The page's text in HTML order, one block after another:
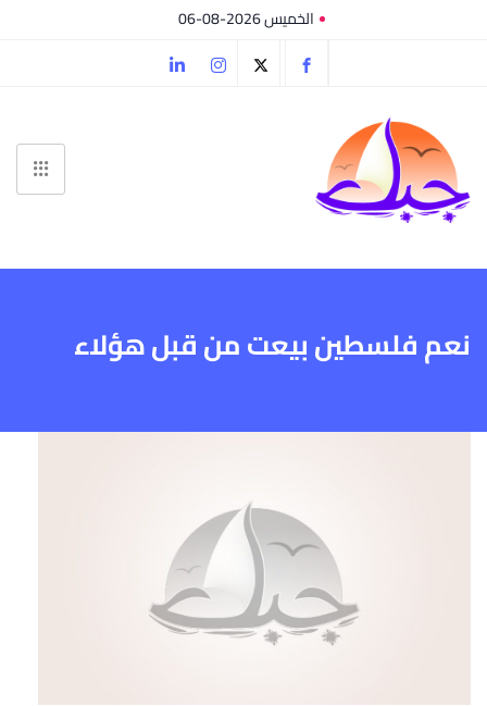
الخميس 2026-08-06
نعم فلسطين بيعت من قبل هؤلاء